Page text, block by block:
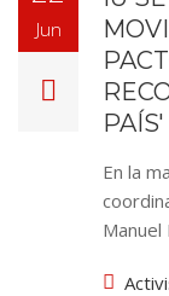
Jun
PAÍS'
En la
Manuel